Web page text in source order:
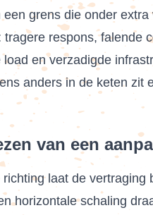
grens die onder
respons, falende
en verzadigde
anders in de keten
van een
laat de
horizontale schaling